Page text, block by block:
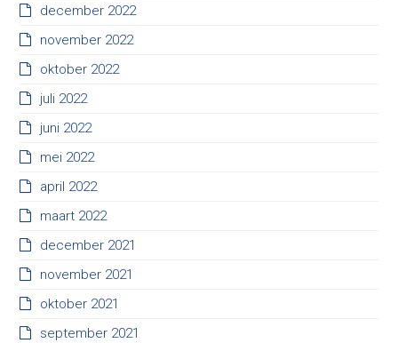
december 2022
november 2022
oktober 2022
juli 2022
juni 2022
mei 2022
april 2022
maart 2022
december 2021
november 2021
oktober 2021
september 2021